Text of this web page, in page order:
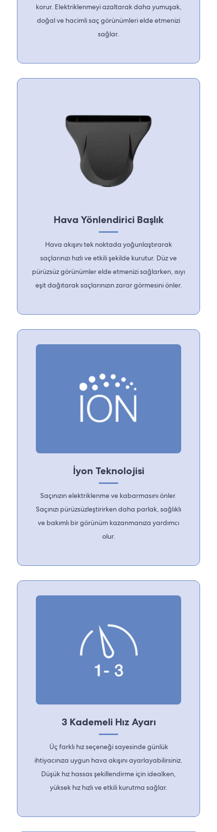
korur. Elektriklenmeyi azaltarak daha yumuşak,
doğal ve hacimli saç görünümleri elde etmenizi
sağlar.
Hava Yönlendirici Başlık
Hava akışını tek noktada yoğunlaştırarak
saçlarınızı hızlı ve etkili şekilde kurutur. Düz ve
pürüzsüz görünümler elde etmenizi sağlarken, ısıyı
eşit dağıtarak saçlarınızın zarar görmesini önler.
İyon Teknolojisi
Saçınızın elektriklenme ve kabarmasını önler.
Saçınızı pürüzsüzleştirirken daha parlak, sağlıklı
ve bakımlı bir görünüm kazanmanıza yardımcı
olur.
3 Kademeli Hız Ayarı
Üç farklı hız seçeneği sayesinde günlük
ihtiyacınıza uygun hava akışını ayarlayabilirsiniz.
Düşük hız hassas şekillendirme için idealken,
yüksek hız hızlı ve etkili kurutma sağlar.